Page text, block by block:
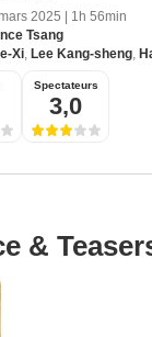
2025
1h 56min
Tsang
Xi, Lee Kang-sheng,
Spectateurs
3,0
&